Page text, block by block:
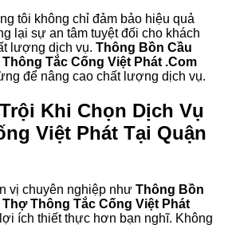
tôi không chỉ đảm bảo hiệu quả
lại sự an tâm tuyệt đối cho khách
lượng dịch vụ. Thông Bồn Cầu
Thông Tắc Cống Việt Phát .Com
để nâng cao chất lượng dịch vụ.
Khi Chọn Dịch Vụ
Việt Phát Tại Quận
vị chuyên nghiệp như Thông Bồn
Thợ Thông Tắc Cống Việt Phát
ích thiết thực hơn bạn nghĩ. Không